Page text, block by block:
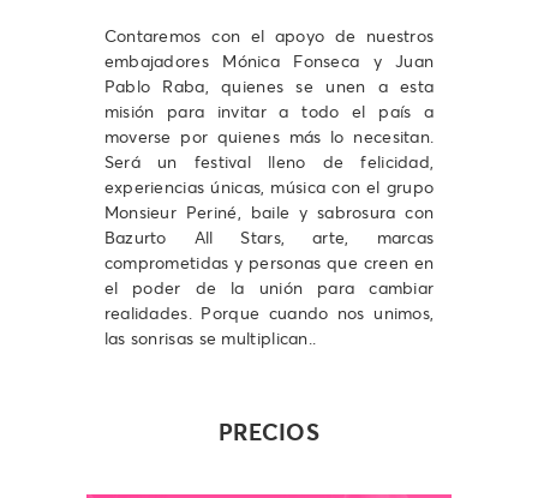
Contaremos con el apoyo de nuestros
embajadores Mónica Fonseca y Juan
Pablo Raba, quienes se unen a esta
misión para invitar a todo el país a
moverse por quienes más lo necesitan.
Será un festival lleno de felicidad,
experiencias únicas, música con el grupo
Monsieur Periné, baile y sabrosura con
Bazurto All Stars, arte, marcas
comprometidas y personas que creen en
el poder de la unión para cambiar
realidades. Porque cuando nos unimos,
las sonrisas se multiplican..
PRECIOS